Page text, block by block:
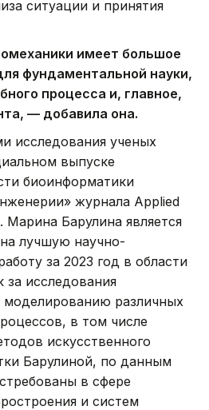
ситуации и принятия
имеет большое
фундаментальной науки,
процесса и, главное,
— добавила она.
исследования ученых
выпуске
биоинформатики
журнала Applied
Барулина является
лучшую научно-
за 2023 год в области
за исследования
различных
в том числе
искусственного
Барулиной, по данным
в сфере
и систем